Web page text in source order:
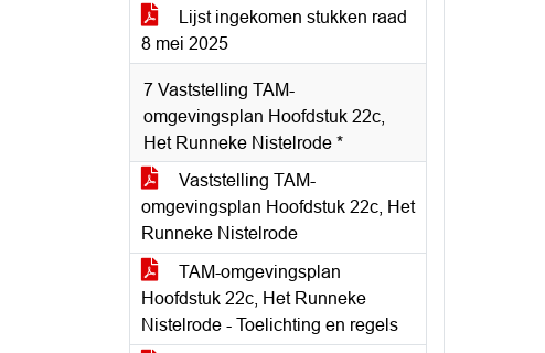
Lijst ingekomen stukken raad
8 mei 2025
7 Vaststelling TAM-
omgevingsplan Hoofdstuk 22c,
Het Runneke Nistelrode *
Vaststelling TAM-
omgevingsplan Hoofdstuk 22c, Het
Runneke Nistelrode
TAM-omgevingsplan
Hoofdstuk 22c, Het Runneke
Nistelrode - Toelichting en regels